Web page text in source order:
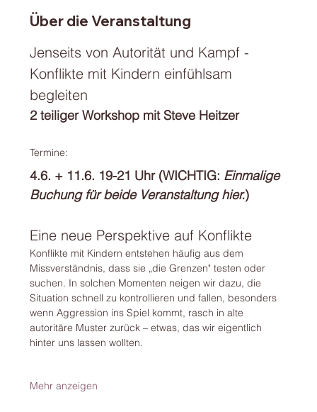
Über die Veranstaltung
Jenseits von Autorität und Kampf -
Konflikte mit Kindern einfühlsam
begleiten
2 teiliger Workshop mit Steve Heitzer
Termine:
4.6. + 11.6. 19-21 Uhr (WICHTIG: Einmalige
Buchung für beide Veranstaltung hier.)
Eine neue Perspektive auf Konflikte
Konflikte mit Kindern entstehen häufig aus dem
Missverständnis, dass sie „die Grenzen" testen oder
suchen. In solchen Momenten neigen wir dazu, die
Situation schnell zu kontrollieren und fallen, besonders
wenn Aggression ins Spiel kommt, rasch in alte
autoritäre Muster zurück – etwas, das wir eigentlich
hinter uns lassen wollten.
Mehr anzeigen